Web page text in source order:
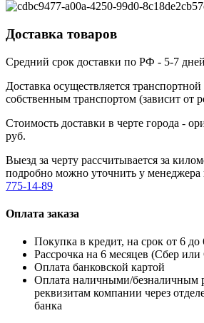
Доставка товаров
Средний срок доставки по РФ - 5-7
Доставка осуществляется
собственным транспортом (зависит от
Стоимость доставки в черте города -
руб.
Выезд за черту рассчитывается за
подробно можно уточнить у менеджера
775-14-89
Оплата заказа
Покупка в кредит, на срок от 6 до
Рассрочка на 6 месяцев (Сбер
Оплата банковской картой
Оплата наличными/безналичным
реквизитам компании через
банка